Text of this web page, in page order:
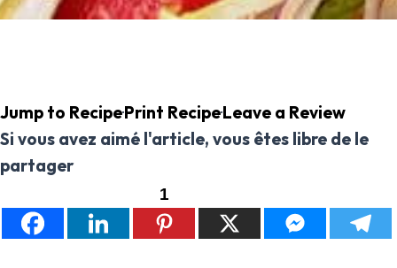
Jump to Recipe·Print Recipe·Leave a Review
Si vous avez aimé l'article, vous êtes libre de le
partager
1